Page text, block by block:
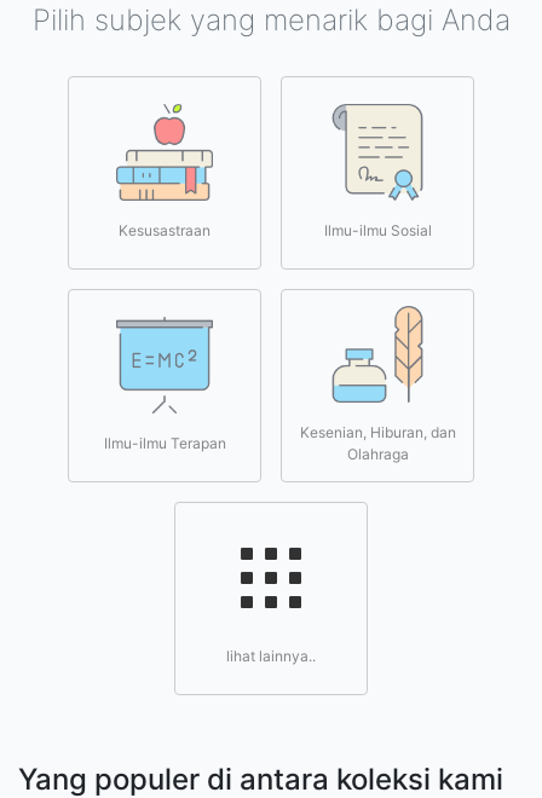
Pilih subjek yang menarik bagi Anda
Kesusastraan Ilmu-ilmu Sosial
Ilmu-ilmu Terapan
Kesenian, Hiburan, dan
Olahraga
lihat lainnya..
Yang populer di antara koleksi kami